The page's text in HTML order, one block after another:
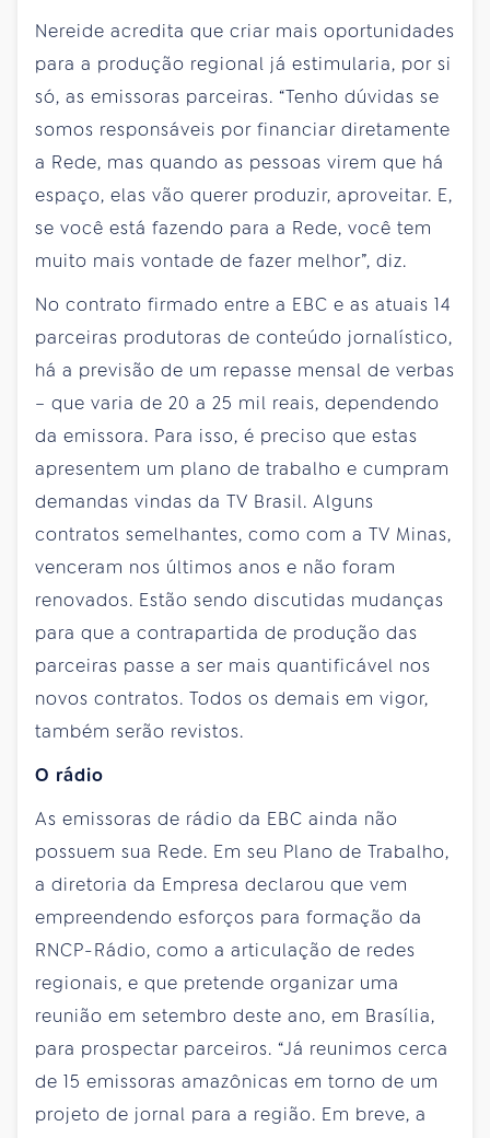
Nereide acredita que criar mais oportunidades
para a produção regional já estimularia, por si
só, as emissoras parceiras. “Tenho dúvidas se
somos responsáveis por financiar diretamente
a Rede, mas quando as pessoas virem que há
espaço, elas vão querer produzir, aproveitar. E,
se você está fazendo para a Rede, você tem
muito mais vontade de fazer melhor”, diz.
No contrato firmado entre a EBC e as atuais 14
parceiras produtoras de conteúdo jornalístico,
há a previsão de um repasse mensal de verbas
– que varia de 20 a 25 mil reais, dependendo
da emissora. Para isso, é preciso que estas
apresentem um plano de trabalho e cumpram
demandas vindas da TV Brasil. Alguns
contratos semelhantes, como com a TV Minas,
venceram nos últimos anos e não foram
renovados. Estão sendo discutidas mudanças
para que a contrapartida de produção das
parceiras passe a ser mais quantificável nos
novos contratos. Todos os demais em vigor,
também serão revistos.
O rádio
As emissoras de rádio da EBC ainda não
possuem sua Rede. Em seu Plano de Trabalho,
a diretoria da Empresa declarou que vem
empreendendo esforços para formação da
RNCP-Rádio, como a articulação de redes
regionais, e que pretende organizar uma
reunião em setembro deste ano, em Brasília,
para prospectar parceiros. “Já reunimos cerca
de 15 emissoras amazônicas em torno de um
projeto de jornal para a região. Em breve, a